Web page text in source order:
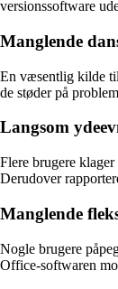
versionssoftware
Manglende
En væsentlig kilde
de støder på
Langsom
Flere brugere
Derudover
Manglende
Nogle brugere
Office-softwaren